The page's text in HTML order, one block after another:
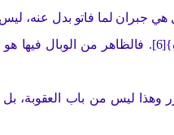
هي جبران لما فاتو بدل عنه،
}[6]. فالظاهر من الوبال فيها هو
وهذا ليس من باب العقوبة، بل